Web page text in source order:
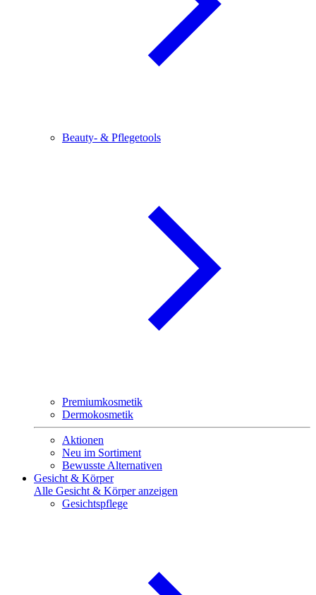
Beauty- & Pflegetools
Premiumkosmetik
Dermokosmetik
Aktionen
Neu im Sortiment
Bewusste Alternativen
Gesicht & Körper
Alle Gesicht & Körper anzeigen
Gesichtspflege